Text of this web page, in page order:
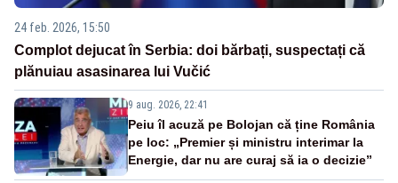
24 feb. 2026, 15:50
Complot dejucat în Serbia: doi bărbați, suspectați că
plănuiau asasinarea lui Vučić
9 aug. 2026, 22:41
Peiu îl acuză pe Bolojan că ține România
pe loc: „Premier și ministru interimar la
Energie, dar nu are curaj să ia o decizie”